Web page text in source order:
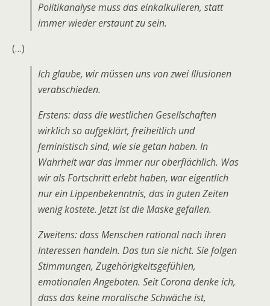
Politikanalyse muss das einkalkulieren, statt
immer wieder erstaunt zu sein.
(…)
Ich glaube, wir müssen uns von zwei Illusionen
verabschieden.
Erstens: dass die westlichen Gesellschaften
wirklich so aufgeklärt, freiheitlich und
feministisch sind, wie sie getan haben. In
Wahrheit war das immer nur oberflächlich. Was
wir als Fortschritt erlebt haben, war eigentlich
nur ein Lippenbekenntnis, das in guten Zeiten
wenig kostete. Jetzt ist die Maske gefallen.
Zweitens: dass Menschen rational nach ihren
Interessen handeln. Das tun sie nicht. Sie folgen
Stimmungen, Zugehörigkeitsgefühlen,
emotionalen Angeboten. Seit Corona denke ich,
dass das keine moralische Schwäche ist,